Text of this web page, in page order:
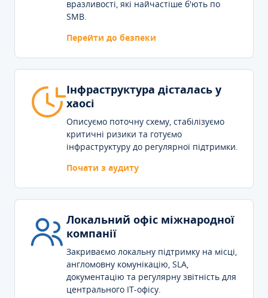
вразливості, які найчастіше б'ють по
SMB.
Перейти до безпеки
Інфраструктура дісталась у
хаосі
Описуємо поточну схему, стабілізуємо
критичні ризики та готуємо
інфраструктуру до регулярної підтримки.
Почати з аудиту
Локальний офіс міжнародної
компанії
Закриваємо локальну підтримку на місці,
англомовну комунікацію, SLA,
документацію та регулярну звітність для
центрального IT-офісу.